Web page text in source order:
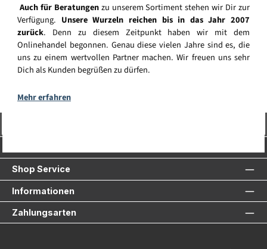
Auch für Beratungenzu unserem Sortiment stehen wir Dir zur
Verfügung. Unsere Wurzeln reichen bis in das Jahr 2007
zurück. Denn zu diesem Zeitpunkt haben wir mit dem
Onlinehandel begonnen. Genau diese vielen Jahre sind es, die
uns zu einem wertvollen Partner machen. Wir freuen uns sehr
Dich als Kunden begrüßen zu dürfen.
Mehr erfahren
Shop Service
Informationen
Zahlungsarten